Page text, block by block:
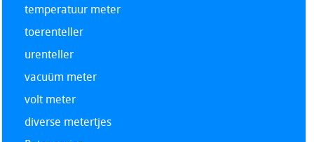
temperatuur meter
toerenteller
urenteller
vacuüm meter
volt meter
diverse metertjes